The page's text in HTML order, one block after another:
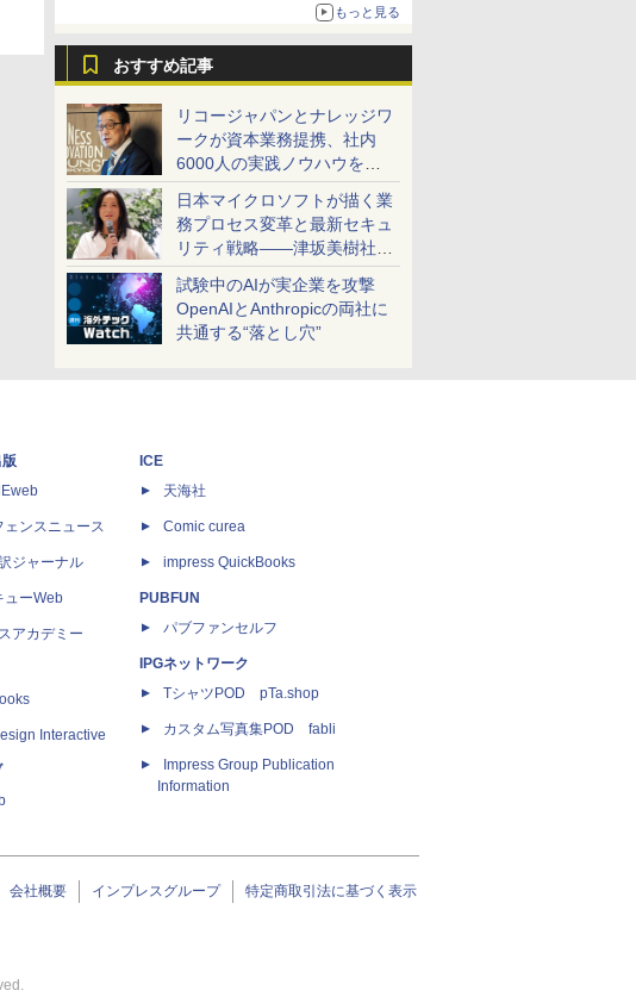
もっと見る
おすすめ記事
リコージャパンとナレッジワ
ークが資本業務提携、社内
6000人の実践ノウハウを生
かした「AI商談記録 for
RICOH」を展開へ
日本マイクロソフトが描く業
務プロセス変革と最新セキュ
リティ戦略――津坂美樹社長
が2027年度戦略を説明
試験中のAIが実企業を攻撃
OpenAIとAnthropicの両社に
共通する“落とし穴”
版
ェンスニュース
ジャーナル
ューWeb
アカデミー
Interactive
ICE
天海社
Comic curea
impress QuickBooks
PUBFUN
パブファンセルフ
IPGネットワーク
TシャツPOD pTa.shop
カスタム写真集POD fabli
Impress Group Publication
Information
会社概要 インプレスグループ 特定商取引法に基づく表示